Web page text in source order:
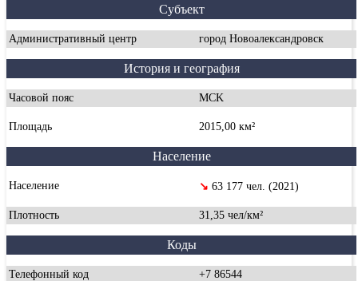
Субъект
Административный центр город Новоалександровск
История и география
Часовой пояс MCK
Площадь 2015,00 км²
Население
Население ↘ 63 177 чел. (2021)
Плотность 31,35 чел/км²
Коды
Телефонный код +7 86544